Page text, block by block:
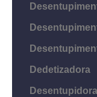
Dedetizadora